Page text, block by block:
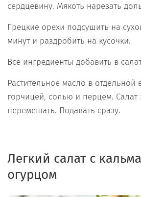
сердцевину. Мякоть нарезать
Грецкие орехи подсушить на
минут и раздробить на кусочки.
Все ингредиенты добавить в
Растительное масло в отдельной
горчицей, солью и перцем. Салат
перемешать. Подавать сразу.
Легкий салат с
огурцом